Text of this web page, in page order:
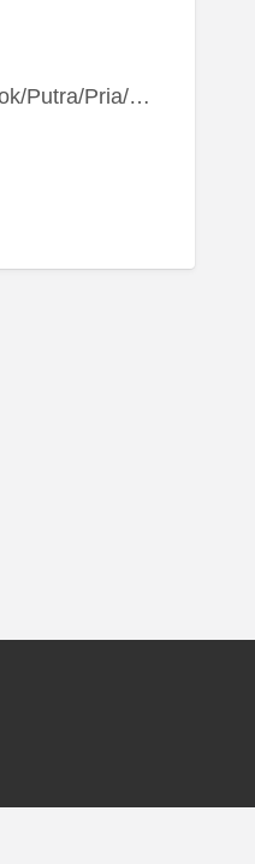
Kost Cowok/Putra/Pria/Mahasiswa/Karyawan SIngle eksklusif bangunan baru